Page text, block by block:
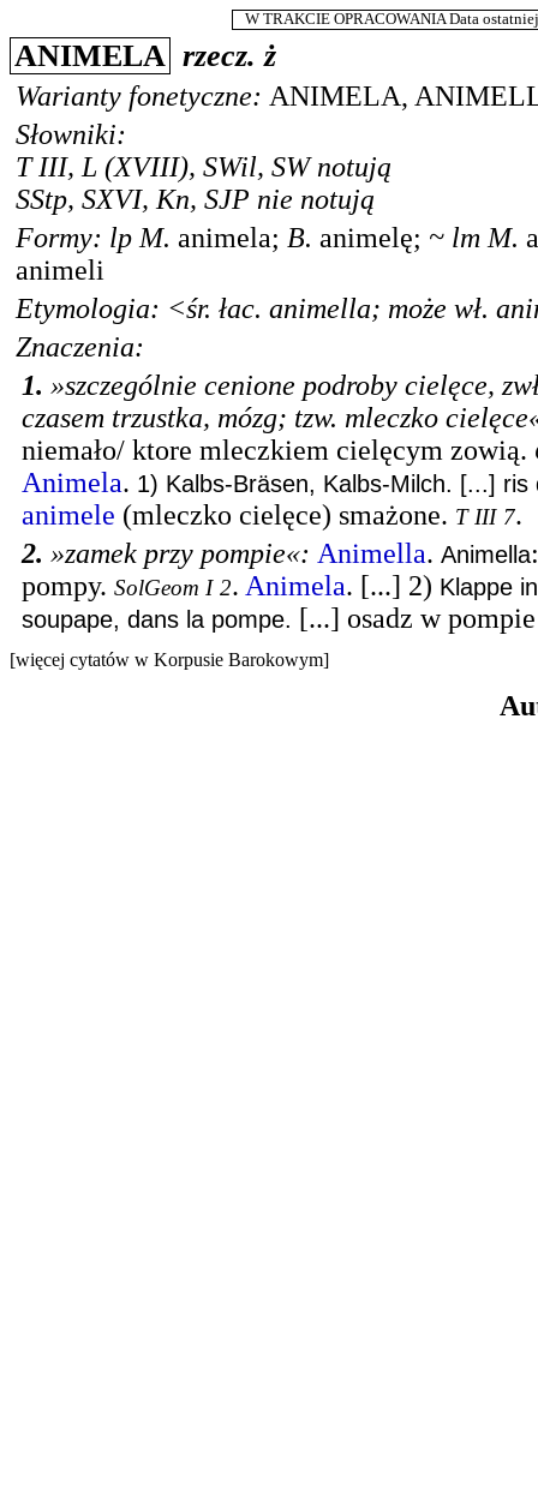
W TRAKCIE OPRACOWANIA Data
ANIMELA rzecz. ż
Warianty fonetyczne: ANIMELA,
Słowniki:
T III, L (XVIII), SWil, SWnotują
SStp, SXVI, Kn, SJP nie notują
Formy: lp M. animela; B. animelę; ~ lm M.
animeli
Etymologia: <śr. łac. animella; może wł.
Znaczenia:
1. »szczególnie cenione podroby cielęce,
czasem trzustka, mózg; tzw. mleczko
niemało/ ktore mleczkiem cielęcym zowią.
Animela. 1) Kalbs-Bräsen, Kalbs-Milch. [...] ris
animele (mleczko cielęce) smażone. T III 7.
2. »zamek przy pompie«: Animella. Animella
pompy. SolGeom I 2. Animela. [...] 2) Klappe
soupape, dans la pompe. [...] osadz w
[więcej cytatów w Korpusie Barokowym]